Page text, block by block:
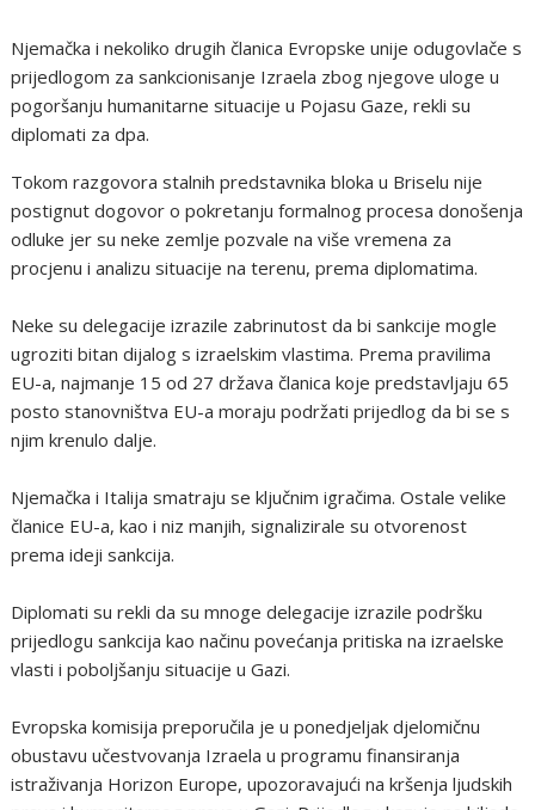
Njemačka i nekoliko drugih članica Evropske unije odugovlače s
prijedlogom za sankcionisanje Izraela zbog njegove uloge u
pogoršanju humanitarne situacije u Pojasu Gaze, rekli su
diplomati za dpa.
Tokom razgovora stalnih predstavnika bloka u Briselu nije
postignut dogovor o pokretanju formalnog procesa donošenja
odluke jer su neke zemlje pozvale na više vremena za
procjenu i analizu situacije na terenu, prema diplomatima.
Neke su delegacije izrazile zabrinutost da bi sankcije mogle
ugroziti bitan dijalog s izraelskim vlastima. Prema pravilima
EU-a, najmanje 15 od 27 država članica koje predstavljaju 65
posto stanovništva EU-a moraju podržati prijedlog da bi se s
njim krenulo dalje.
Njemačka i Italija smatraju se ključnim igračima. Ostale velike
članice EU-a, kao i niz manjih, signalizirale su otvorenost
prema ideji sankcija.
Diplomati su rekli da su mnoge delegacije izrazile podršku
prijedlogu sankcija kao načinu povećanja pritiska na izraelske
vlasti i poboljšanju situacije u Gazi.
Evropska komisija preporučila je u ponedjeljak djelomičnu
obustavu učestvovanja Izraela u programu finansiranja
istraživanja Horizon Europe, upozoravajući na kršenja ljudskih